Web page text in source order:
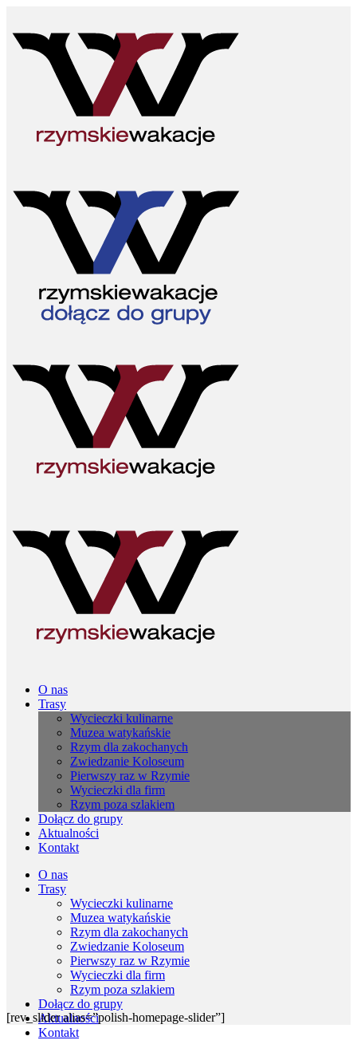
O nas
Trasy
Wycieczki kulinarne
Muzea watykańskie
Rzym dla zakochanych
Zwiedzanie Koloseum
Pierwszy raz w Rzymie
Wycieczki dla firm
Rzym poza szlakiem
Dołącz do grupy
Aktualności
Kontakt
O nas
Trasy
Wycieczki kulinarne
Muzea watykańskie
Rzym dla zakochanych
Zwiedzanie Koloseum
Pierwszy raz w Rzymie
Wycieczki dla firm
Rzym poza szlakiem
Dołącz do grupy
Aktualności
Kontakt
[rev_slider alias=”polish-homepage-slider”]